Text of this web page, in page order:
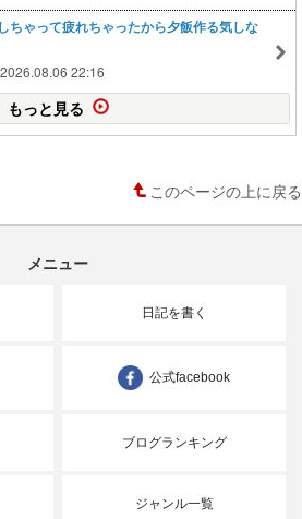
ちゃって疲れちゃったから夕飯作る気しな
2026.08.06 22:16
もっと見る
このページの上に戻る
メニュー
日記を書く
公式facebook
ブログランキング
ジャンル一覧